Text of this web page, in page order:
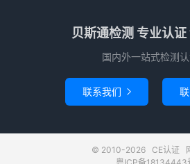
贝斯通检测 专业认
国内外一站式检测认
联系我们 
© 2010-2026 CE认证